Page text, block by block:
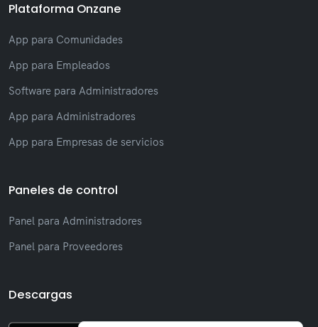
Plataforma Onzane
App para Comunidades
App para Empleados
Software para Administradores
App para Administradores
App para Empresas de servicios
Paneles de control
Panel para Administradores
Panel para Proveedores
Descargas